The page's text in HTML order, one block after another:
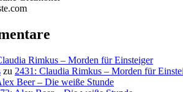
Rimkus – Morden für Einsteiger
zu 2431: Claudia Rimkus – Morden für
Beer – Die weiße Stunde